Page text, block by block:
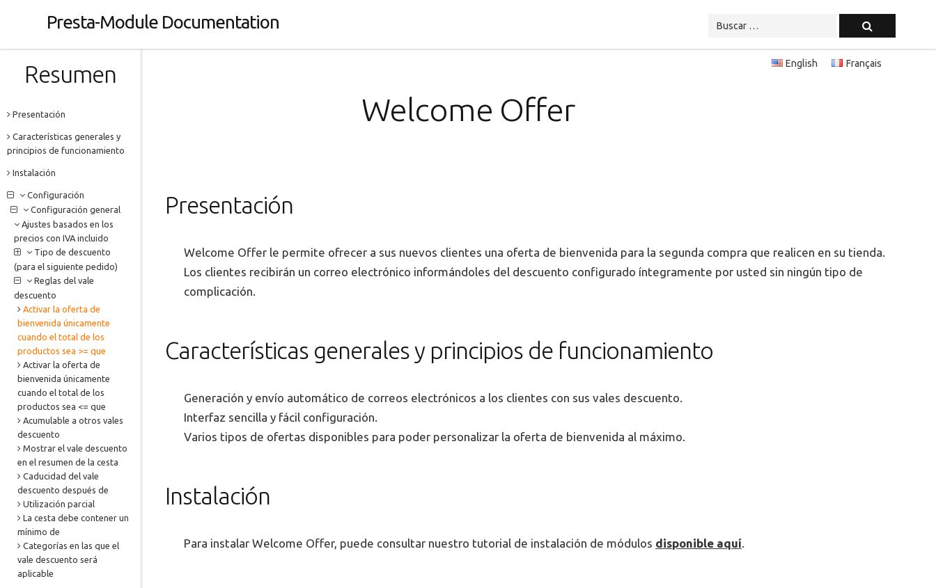
Presta-Module Documentation
English Français
Welcome Offer
Resumen
Presentación
Características generales y
principios de funcionamiento
Instalación
Configuración
Configuración general
Ajustes basados en los
precios con IVA incluido
Tipo de descuento
(para el siguiente pedido)
Reglas del vale
descuento
Activar la oferta de
bienvenida únicamente
cuando el total de los
productos sea >= que
Activar la oferta de
bienvenida únicamente
cuando el total de los
productos sea <= que
Acumulable a otros vales
descuento
Mostrar el vale descuento
en el resumen de la cesta
Caducidad del vale
descuento después de
Utilización parcial
La cesta debe contener un
mínimo de
Categorías en las que el
vale descuento será
aplicable
Presentación
Welcome Offer le permite ofrecer a sus nuevos clientes una oferta de bienvenida para la segunda compra que realicen en su tienda.
Los clientes recibirán un correo electrónico informándoles del descuento configurado íntegramente por usted sin ningún tipo de
complicación.
Características generales y principios de funcionamiento
Generación y envío automático de correos electrónicos a los clientes con sus vales descuento.
Interfaz sencilla y fácil configuración.
Varios tipos de ofertas disponibles para poder personalizar la oferta de bienvenida al máximo.
Instalación
Para instalar Welcome Offer, puede consultar nuestro tutorial de instalación de módulos disponible aquí